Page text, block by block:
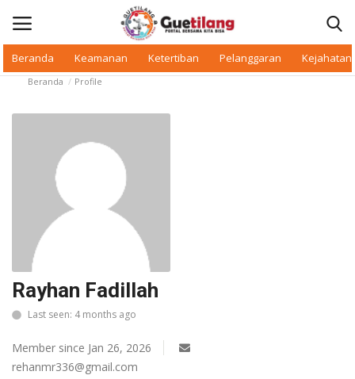
Beranda Keamanan Ketertiban Pelanggaran Kejahatan
Daerah
Makan Bergizi
Warkop Digital
Pelanggaran
Ketertiban
Beranda Profile
Rayhan Fadillah
Last seen: 4 months ago
Member since Jan 26, 2026
rehanmr336@gmail.com